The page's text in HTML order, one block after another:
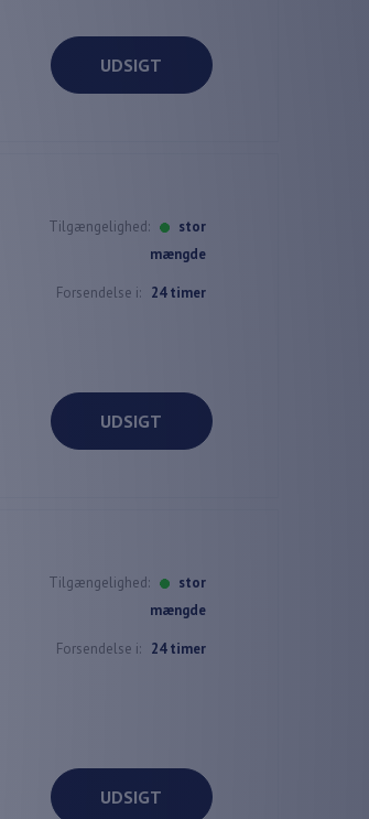
UDSIGT
Tilgængelighed:
stor
mængde
Forsendelse i: 24 timer
UDSIGT
Tilgængelighed:
stor
mængde
Forsendelse i: 24 timer
UDSIGT